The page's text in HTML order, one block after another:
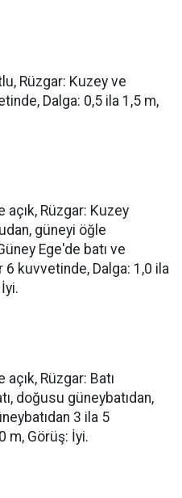
Rüzgar: Kuzey ve
Dalga: 0,5 ila 1,5 m,
Rüzgar: Kuzey
güneyi öğle
Ege'de batı ve
6 kuvvetinde, Dalga: 1,0 ila
Rüzgar: Batı
doğusu güneybatıdan,
3 ila 5
m, Görüş: İyi.